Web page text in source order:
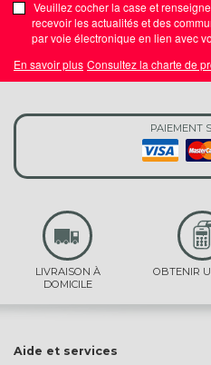
Veuillez cocher la case et
recevoir les actualités et des
par voie électronique en lien avec
En savoir plus Consultez la charte de
PAIEMENT
LIVRAISON À
DOMICILE
OBTENIR
Aide et services